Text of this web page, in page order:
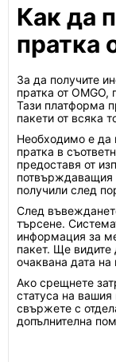
Как да
пратка
За да получите
пратка от
Тази платформа
пакети от всяка
Необходимо е да
пратка в
предоставя от
потвърждаващия
получили след
След
търсене.
информация за
пакет. Ще видите
очаквана дата на
Ако срещнете
статуса на
свържете с
допълнителна